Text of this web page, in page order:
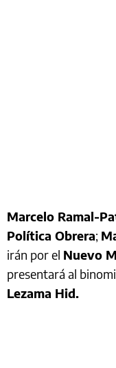
Marcelo Ramal-
Política Obrera;
irán por el Nuevo
presentará al
Lezama Hid.